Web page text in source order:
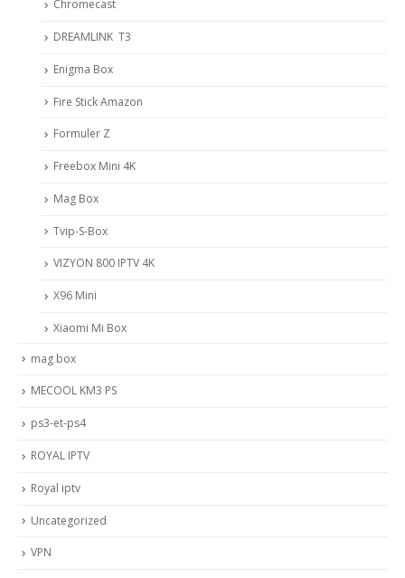
Chromecast
DREAMLINK T3
Enigma Box
Fire Stick Amazon
Formuler Z
Freebox Mini 4K
Mag Box
Tvip-S-Box
VIZYON 800 IPTV 4K
X96 Mini
Xiaomi Mi Box
mag box
MECOOL KM3 PS
ps3-et-ps4
ROYAL IPTV
Royal iptv
Uncategorized
VPN